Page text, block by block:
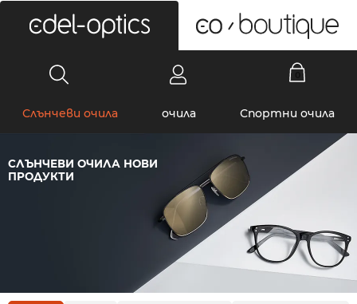
Слънчеви очила очила Спортни очила
СЛЪНЧЕВИ ОЧИЛА НОВИ
ПРОДУКТИ